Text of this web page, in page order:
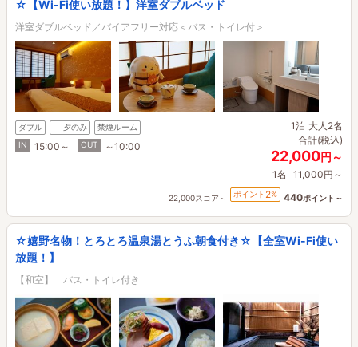
☆【Wi-Fi使い放題！】洋室ダブルベッド
洋室ダブルベッド／バイアフリー対応＜バス・トイレ付＞
ダブル 夕のみ
禁煙ルーム
IN
15:00～ OUT ～10:00
1泊 大人2名
合計(税込)
22,000円～
1名 11,000円～
22,000スコア～ ポイント 2% 440ポイント～
☆嬉野名物！とろとろ温泉湯とうふ朝食付き☆【全室Wi-Fi使い
放題！】
【和室】 バス・トイレ付き